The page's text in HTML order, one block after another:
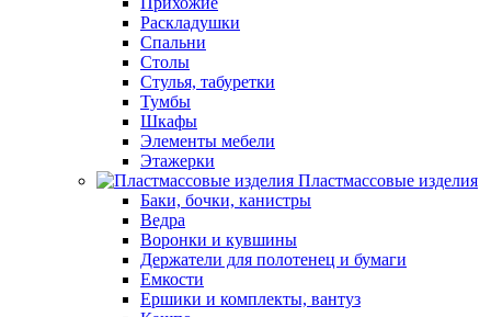
Раскладушки
Спальни
Столы
Стулья, табуретки
Тумбы
Шкафы
Элементы мебели
Этажерки
Пластмассовые изделия
Баки, бочки, канистры
Ведра
Воронки и кувшины
Держатели для полотенец и бумаги
Емкости
Ершики и комплекты, вантуз